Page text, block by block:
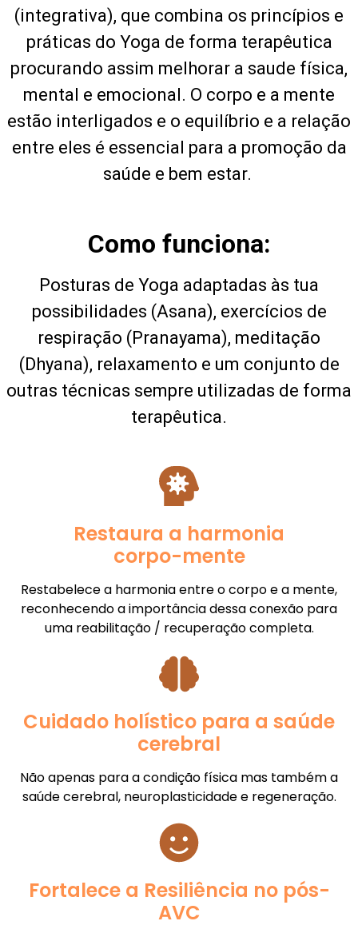
(integrativa), que combina os princípios e
práticas do Yoga de forma terapêutica
procurando assim melhorar a saude física,
mental e emocional. O corpo e a mente
estão interligados e o equilíbrio e a relação
entre eles é essencial para a promoção da
saúde e bem estar.
Como funciona:
Posturas de Yoga adaptadas às tua
possibilidades (Asana), exercícios de
respiração (Pranayama), meditação
(Dhyana), relaxamento e um conjunto de
outras técnicas sempre utilizadas de forma
terapêutica.
Restaura a harmonia
corpo-mente
Restabelece a harmonia entre o corpo e a mente,
reconhecendo a importância dessa conexão para
uma reabilitação / recuperação completa.
Cuidado holístico para a saúde
cerebral
Não apenas para a condição física mas também a
saúde cerebral, neuroplasticidade e regeneração.
Fortalece a Resiliência no pós-
AVC